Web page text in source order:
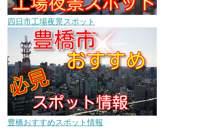
四日市工場夜景スポット
豊橋おすすめスポット情報